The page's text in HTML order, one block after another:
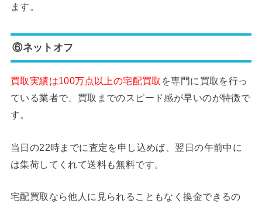
ます。
⑥ネットオフ
買取実績は100万点以上の宅配買取 を専門に買取を行っ
ている業者で、買取までのスピード感が早いのが特徴で
す。
当日の22時までに査定を申し込めば、翌日の午前中に
は集荷してくれて送料も無料です。
宅配買取なら他人に見られることもなく換金できるの